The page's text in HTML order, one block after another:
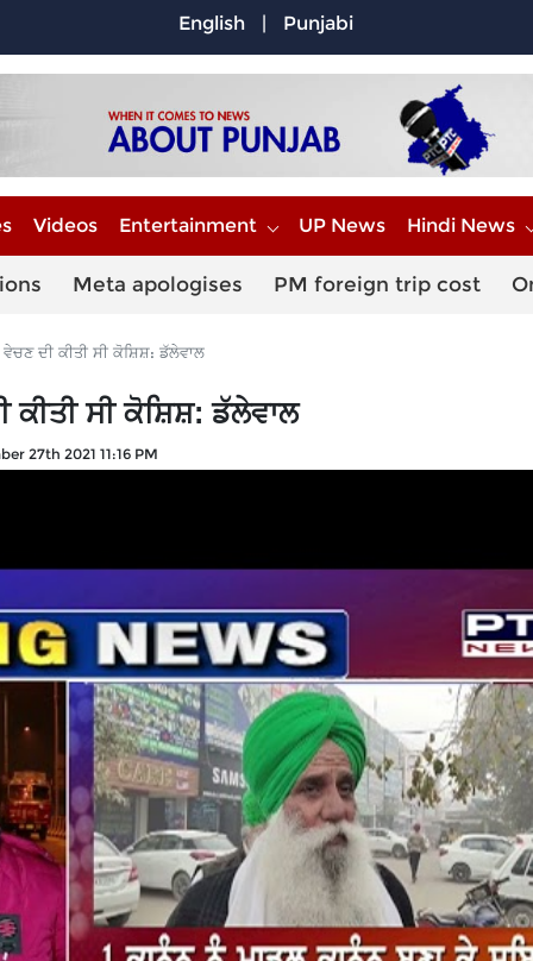
English | Punjabi
Videos Entertainment UP News Hindi News
Meta apologises PM foreign trip cost
ਦੀ ਕੀਤੀ ਸੀ ਕੋਸ਼ਿਸ਼: ਡੱਲੇਵਾਲ
ਕੀਤੀ ਸੀ ਕੋਸ਼ਿਸ਼: ਡੱਲੇਵਾਲ
27th 2021 11:16 PM